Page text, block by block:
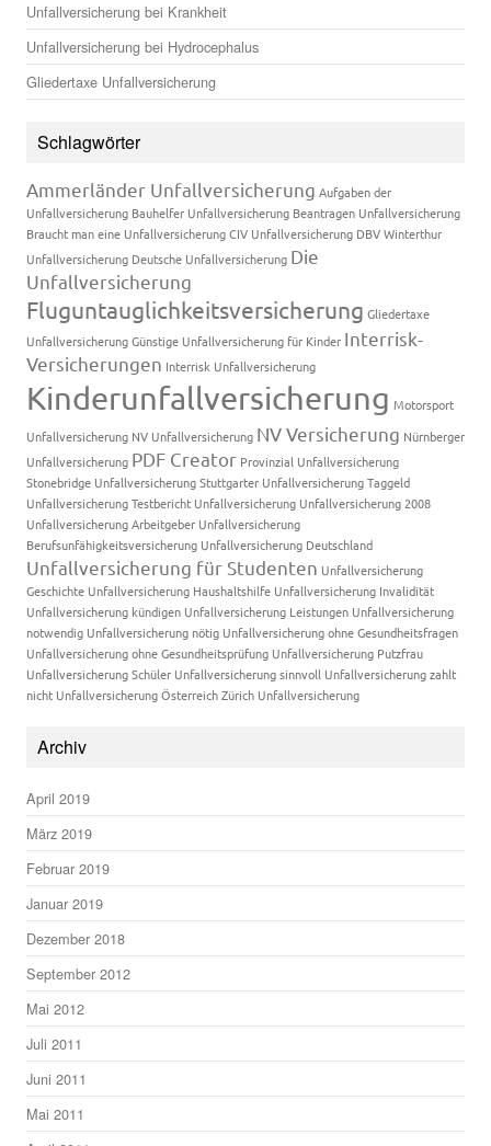
Unfallversicherung bei Krankheit
Unfallversicherung bei Hydrocephalus
Gliedertaxe Unfallversicherung
Schlagwörter
Ammerländer Unfallversicherung Aufgaben der
Unfallversicherung Bauhelfer Unfallversicherung Beantragen Unfallversicherung
Braucht man eine UnfallversicherungCIV Unfallversicherung DBV Winterthur
Unfallversicherung Deutsche Unfallversicherung Die
Unfallversicherung
Fluguntauglichkeitsversicherung Gliedertaxe
UnfallversicherungGünstige Unfallversicherung für Kinder Interrisk-
Versicherungen Interrisk Unfallversicherung
Kinderunfallversicherung Motorsport
Unfallversicherung NV Unfallversicherung NV Versicherung Nürnberger
Unfallversicherung PDF Creator Provinzial Unfallversicherung
Stonebridge UnfallversicherungStuttgarter UnfallversicherungTaggeld
UnfallversicherungTestbericht Unfallversicherung Unfallversicherung 2008
Unfallversicherung Arbeitgeber Unfallversicherung
Berufsunfähigkeitsversicherung Unfallversicherung Deutschland
Unfallversicherung für Studenten Unfallversicherung
Geschichte Unfallversicherung Haushaltshilfe Unfallversicherung Invalidität
Unfallversicherung kündigen Unfallversicherung Leistungen Unfallversicherung
notwendig Unfallversicherung nötig Unfallversicherung ohne Gesundheitsfragen
Unfallversicherung ohne Gesundheitsprüfung Unfallversicherung Putzfrau
Unfallversicherung Schüler Unfallversicherung sinnvoll Unfallversicherung zahlt
nicht Unfallversicherung ÖsterreichZürich Unfallversicherung
Archiv
April 2019
März 2019
Februar 2019
Januar 2019
Dezember 2018
September 2012
Mai 2012
Juli 2011
Juni 2011
Mai 2011